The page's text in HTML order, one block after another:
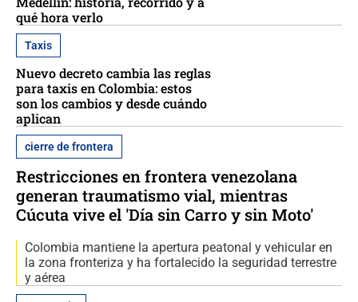
qué hora verlo
Taxis
Nuevo decreto cambia las reglas
para taxis en Colombia: estos
son los cambios y desde cuándo
aplican
cierre de frontera
Restricciones en frontera venezolana
generan traumatismo vial, mientras
Cúcuta vive el 'Día sin Carro y sin Moto'
Colombia mantiene la apertura peatonal y vehicular en
la zona fronteriza y ha fortalecido la seguridad terrestre
y aérea